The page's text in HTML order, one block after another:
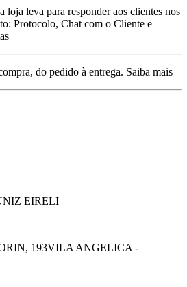
loja leva para responder aos clientes nos
Protocolo, Chat com o Cliente e
do pedido à entrega. Saiba mais
EIRELI
193VILA ANGELICA -